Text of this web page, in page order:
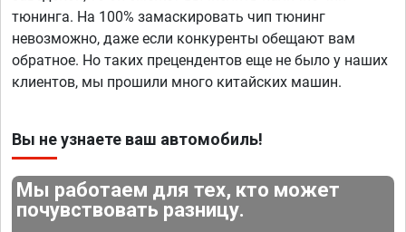
тюнинга. На 100% замаскировать чип тюнинг
невозможно, даже если конкуренты обещают вам
обратное. Но таких прецендентов еще не было у наших
клиентов, мы прошили много китайских машин.
Вы не узнаете ваш автомобиль!
Мы работаем для тех, кто может
почувствовать разницу.